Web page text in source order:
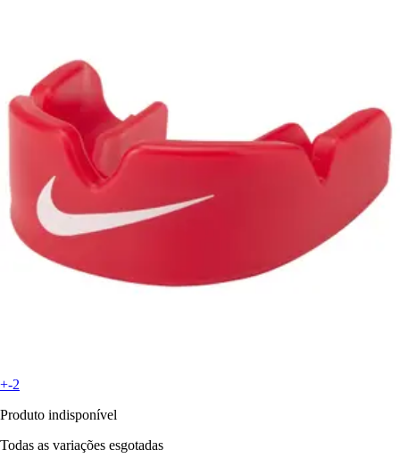
+-2
Produto indisponível
Todas as variações esgotadas